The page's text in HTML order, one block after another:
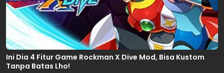
Ini Dia 4 Fitur Game Rockman X Dive Mod, Bisa Kustom
Tanpa Batas Lho!